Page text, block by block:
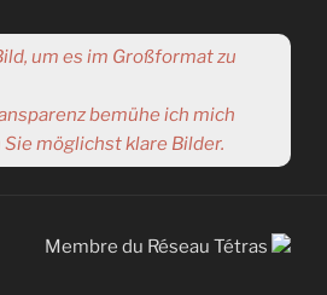
um es im Großformat zu
bemühe ich mich
möglichst klare Bilder.
Membre du Réseau Tétras